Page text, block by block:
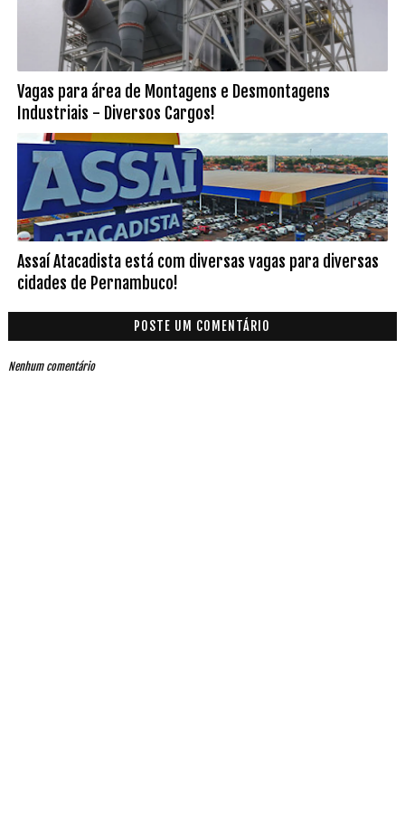
Vagas para área de Montagens e Desmontagens
Industriais - Diversos Cargos!
Assaí Atacadista está com diversas vagas para diversas
cidades de Pernambuco!
POSTE UM COMENTÁRIO
Nenhum comentário